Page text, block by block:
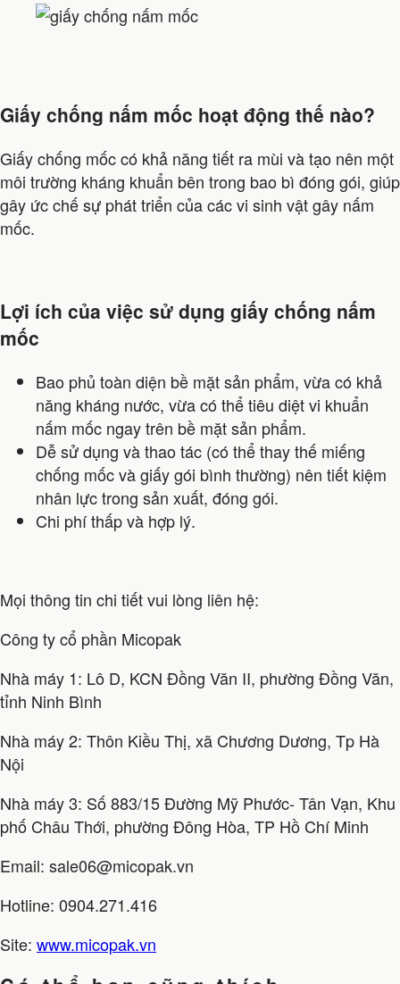
Giấy chống nấm mốc hoạt động thế nào?
Giấy chống mốc có khả năng tiết ra mùi và tạo nên một
môi trường kháng khuẩn bên trong bao bì đóng gói, giúp
gây ức chế sự phát triển của các vi sinh vật gây nấm
mốc.
Lợi ích của việc sử dụng giấy chống nấm
mốc
Bao phủ toàn diện bề mặt sản phẩm, vừa có khả
năng kháng nước, vừa có thể tiêu diệt vi khuẩn
nấm mốc ngay trên bề mặt sản phẩm.
Dễ sử dụng và thao tác (có thể thay thế miếng
chống mốc và giấy gói bình thường) nên tiết kiệm
nhân lực trong sản xuất, đóng gói.
Chi phí thấp và hợp lý.
Mọi thông tin chi tiết vui lòng liên hệ:
Công ty cổ phần Micopak
Nhà máy 1: Lô D, KCN Đồng Văn II, phường Đồng Văn,
tỉnh Ninh Bình
Nhà máy 2: Thôn Kiều Thị, xã Chương Dương, Tp Hà
Nội
Nhà máy 3: Số 883/15 Đường Mỹ Phước- Tân Vạn, Khu
phố Châu Thới, phường Đông Hòa, TP Hồ Chí Minh
Email: sale06@micopak.vn
Hotline: 0904.271.416
Site: www.micopak.vn